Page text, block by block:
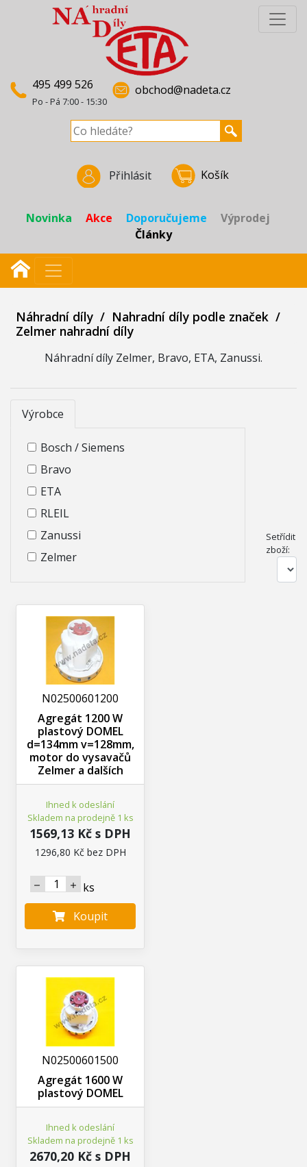
495 499 526
Po - Pá 7:00 - 15:30
obchod@nadeta.cz
Přihlásit Košík
Novinka Akce Doporučujeme
Výprodej
Články
Náhradní díly / Nahradní díly podle značek /
Zelmer nahradní díly
Náhradní díly Zelmer, Bravo, ETA, Zanussi.
Výrobce
Bosch / Siemens
Bravo
ETA
RLEIL
Zanussi
Zelmer
Setřídit
zboží:
N02500601200
Agregát 1200 W
plastový DOMEL
d=134mm v=128mm,
motor do vysavačů
Zelmer a dalších
Ihned k odeslání
Skladem na prodejně 1 ks
1569,13 Kč s DPH
1296,80 Kč bez DPH
ks
Koupit
N02500601500
Agregát 1600 W
plastový DOMEL
Ihned k odeslání
Skladem na prodejně 1 ks
2670,20 Kč s DPH